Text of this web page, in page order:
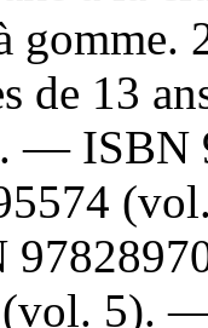
gomme.
de 13
— ISBN
(vol. 5).